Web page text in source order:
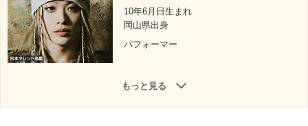
10年6月日生まれ
岡山県出身
パフォーマー
もっと見る